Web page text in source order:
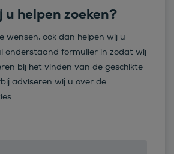
u helpen zoeken?
wensen, ook dan helpen wij u
onderstaand formulier in zodat wij
bij het vinden van de geschikte
adviseren wij u over de